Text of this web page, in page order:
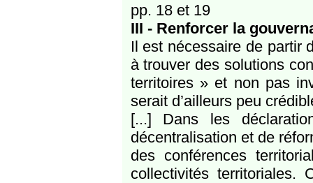
pp. 18 et 19
III - Renforcer la
Il est nécessaire de partir
à trouver des solutions
territoires » et non pas
serait d’ailleurs peu
[...] Dans les
décentralisation et de
des conférences
collectivités territoriales.